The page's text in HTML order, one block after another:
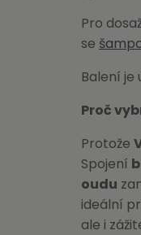
Pro
se
Balení
Proč
Protože
Spojení
oudu
ideální
ale i